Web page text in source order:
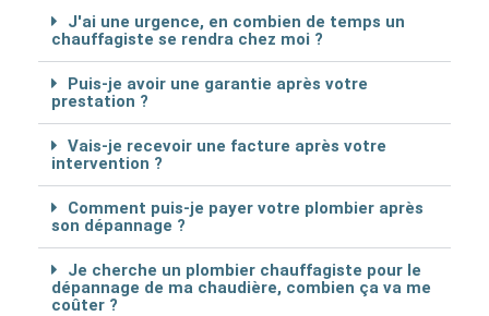
J'ai une urgence, en combien de temps un
chauffagiste se rendra chez moi ?
Puis-je avoir une garantie après votre
prestation ?
Vais-je recevoir une facture après votre
intervention ?
Comment puis-je payer votre plombier après
son dépannage ?
Je cherche un plombier chauffagiste pour le
dépannage de ma chaudière, combien ça va me
coûter ?